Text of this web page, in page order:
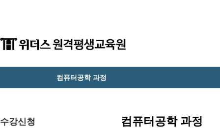
컴퓨터공학 과정
수강신청 컴퓨터공학 과정